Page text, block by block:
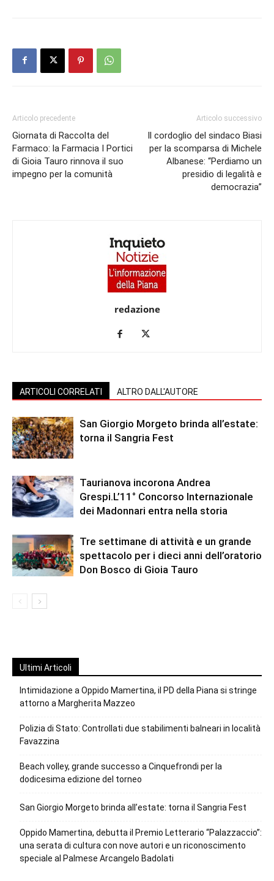
Articolo precedente
Giornata di Raccolta del
Farmaco: la Farmacia I Portici
di Gioia Tauro rinnova il suo
impegno per la comunità
Articolo successivo
Il cordoglio del sindaco Biasi
per la scomparsa di Michele
Albanese: “Perdiamo un
presidio di legalità e
democrazia”
redazione
ARTICOLI CORRELATI ALTRO DALL'AUTORE
San Giorgio Morgeto brinda all’estate:
torna il Sangria Fest
Taurianova incorona Andrea
Grespi.L’11° Concorso Internazionale
dei Madonnari entra nella storia
Tre settimane di attività e un grande
spettacolo per i dieci anni dell’oratorio
Don Bosco di Gioia Tauro
Ultimi Articoli
Intimidazione a Oppido Mamertina, il PD della Piana si stringe
attorno a Margherita Mazzeo
Polizia di Stato: Controllati due stabilimenti balneari in località
Favazzina
Beach volley, grande successo a Cinquefrondi per la
dodicesima edizione del torneo
San Giorgio Morgeto brinda all’estate: torna il Sangria Fest
Oppido Mamertina, debutta il Premio Letterario “Palazzaccio”:
una serata di cultura con nove autori e un riconoscimento
speciale al Palmese Arcangelo Badolati